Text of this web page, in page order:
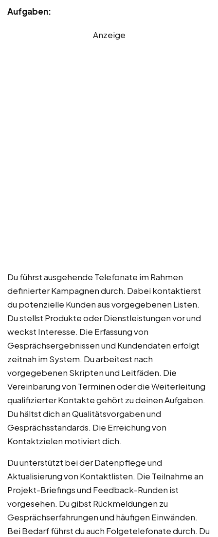
Aufgaben:
Anzeige
Du führst ausgehende Telefonate im Rahmen
definierter Kampagnen durch. Dabei kontaktierst
du potenzielle Kunden aus vorgegebenen Listen.
Du stellst Produkte oder Dienstleistungen vor und
weckst Interesse. Die Erfassung von
Gesprächsergebnissen und Kundendaten erfolgt
zeitnah im System. Du arbeitest nach
vorgegebenen Skripten und Leitfäden. Die
Vereinbarung von Terminen oder die Weiterleitung
qualifizierter Kontakte gehört zu deinen Aufgaben.
Du hältst dich an Qualitätsvorgaben und
Gesprächsstandards. Die Erreichung von
Kontaktzielen motiviert dich.
Du unterstützt bei der Datenpflege und
Aktualisierung von Kontaktlisten. Die Teilnahme an
Projekt-Briefings und Feedback-Runden ist
vorgesehen. Du gibst Rückmeldungen zu
Gesprächserfahrungen und häufigen Einwänden.
Bei Bedarf führst du auch Folgetelefonate durch. Du